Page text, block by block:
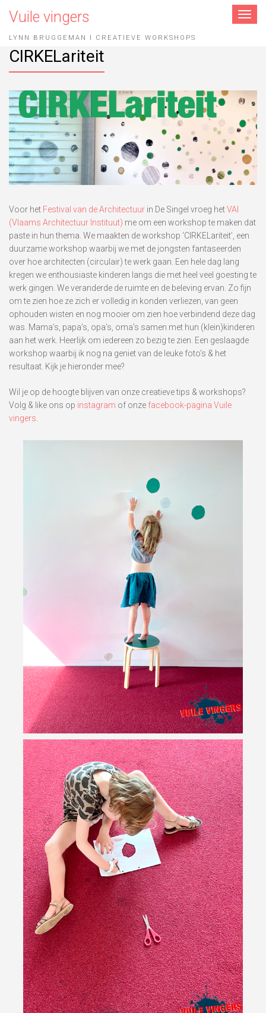
Toggle
Vuile vingers
LYNN BRUGGEMAN I CREATIEVE WORKSHOPS
CIRKELariteit
Voor het Festival van de Architectuur in De Singel vroeg hetVAI
(Vlaams Architectuur Instituut) me om een workshop te maken dat
paste in hun thema. We maakten de workshop ‘CIRKELariteit’, een
duurzame workshop waarbij we met de jongsten fantaseerden
over hoe architecten (circulair) te werk gaan. Een hele dag lang
kregen we enthousiaste kinderen langs die met heel veel goesting te
werk gingen. We veranderde de ruimte en de beleving ervan. Zo fijn
om te zien hoe ze zich er volledig in konden verliezen, van geen
ophouden wisten en nog mooier om zien hoe verbindend deze dag
was. Mama’s, papa’s, opa’s, oma’s samen met hun (klein)kinderen
aan het werk. Heerlijk om iedereen zo bezig te zien. Een geslaagde
workshop waarbij ik nog na geniet van de leuke foto’s & het
resultaat. Kijk je hieronder mee?
Wil je op de hoogte blijven van onze creatieve tips & workshops?
Volg & like ons op instagram of onze facebook-pagina Vuile
vingers